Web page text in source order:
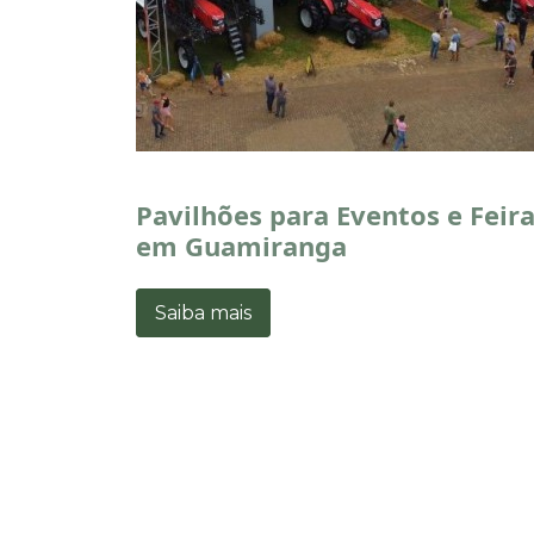
Pavilhões para Eventos e
em Guamiranga
Saiba mais